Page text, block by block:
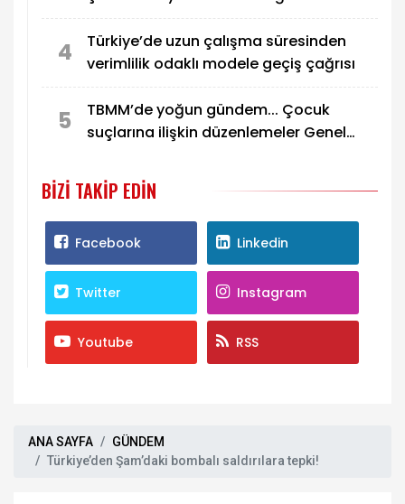
4
Türkiye’de uzun çalışma süresinden
verimlilik odaklı modele geçiş çağrısı
5
TBMM’de yoğun gündem... Çocuk
suçlarına ilişkin düzenlemeler Genel
BIZI TAKIP EDIN
Facebook Linkedin
Twitter Instagram
Youtube RSS
ANA SAYFA
GÜNDEM
Türkiye’den Şam’daki bombalı saldırılara tepki!